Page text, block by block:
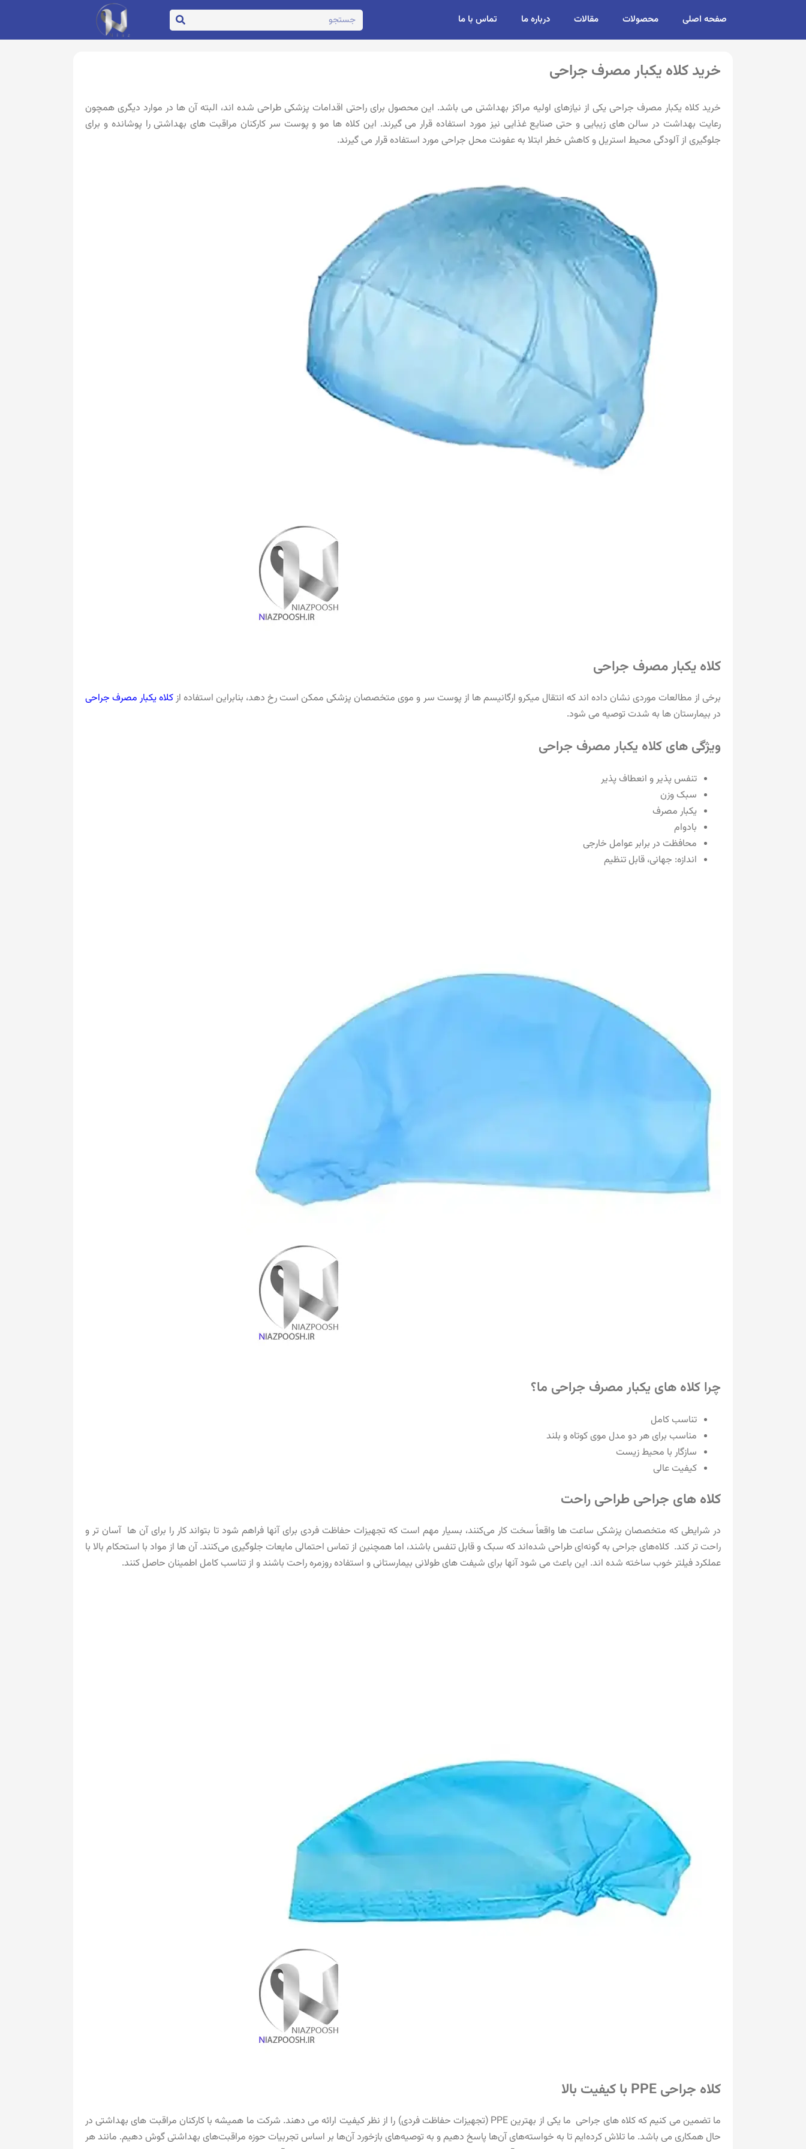
صفحه اصلی محصولات مقالات درباره ما تماس با ما
خرید کلاه یکبار مصرف جراحی
خرید کلاه یکبار مصرف جراحی یکی از نیازهای اولیه مراکز بهداشتی می باشد. این محصول برای راحتی اقدامات پزشکی طراحی شده اند، البته آن ها در موارد دیگری همچون
رعایت بهداشت در سالن های زیبایی و حتی صنایع غذایی نیز مورد استفاده قرار می گیرند. این کلاه ها مو و پوست سر کارکنان مراقبت های بهداشتی را پوشانده و برای
جلوگیری از آلودگی محیط استریل و کاهش خطر ابتلا به عفونت محل جراحی مورد استفاده قرار می گیرند.
کلاه یکبار مصرف جراحی
برخی از مطالعات موردی نشان داده‌ اند که انتقال میکرو ارگانیسم‌ ها از پوست سر و موی متخصصان پزشکی ممکن است رخ دهد، بنابراین استفاده ازکلاه‌ یکبار مصرف جراحی
در بیمارستان‌ ها به شدت توصیه می‌ شود.
ویژگی های کلاه یکبار مصرف جراحی
تنفس پذیر و انعطاف پذیر
سبک وزن
یکبار مصرف
بادوام
محافظت در برابر عوامل خارجی
اندازه: جهانی، قابل تنظیم
چرا کلاه های یکبار مصرف جراحی ما؟
تناسب کامل
مناسب برای هر دو مدل موی کوتاه و بلند
سازگار با محیط زیست
کیفیت عالی
کلاه های جراحی طراحی راحت
در شرایطی که متخصصان پزشکی ساعت‌ ها واقعاً سخت کار می‌کنند، بسیار مهم است که تجهیزات حفاظت فردی برای آنها فراهم شود تا بتواند کار را برای آن ها آسان‌ تر و
راحت‌ تر کند. کلاه‌های جراحی به گونه‌ای طراحی شده‌اند که سبک و قابل تنفس باشند، اما همچنین از تماس احتمالی مایعات جلوگیری می‌کنند. آن ها از مواد با استحکام بالا با
عملکرد فیلتر خوب ساخته شده اند. این باعث می شود آنها برای شیفت های طولانی بیمارستانی و استفاده روزمره راحت باشند و از تناسب کامل اطمینان حاصل کنند.
کلاه جراحی PPE با کیفیت بالا
ما تضمین می کنیم که کلاه های جراحی ما یکی از بهترین PPE (تجهیزات حفاظت فردی) را از نظر کیفیت ارائه می دهند. شرکت ما همیشه با کارکنان مراقبت های بهداشتی در
حال همکاری می باشد. ما تلاش کرده‌ایم تا به خواسته‌های آن‌ها پاسخ دهیم و به توصیه‌های بازخورد آن‌ها بر اساس تجربیات حوزه مراقبت‌های بهداشتی گوش دهیم. مانند هر